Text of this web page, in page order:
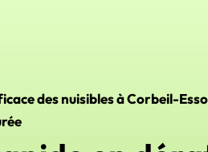
des nuisibles à Corbeil-